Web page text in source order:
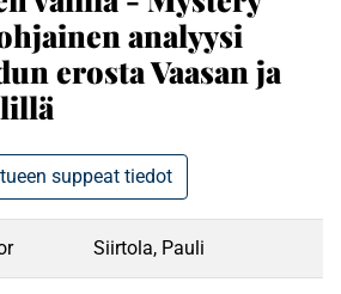
analyysi
erosta Vaasan ja
suppeat tiedot
Siirtola, Pauli